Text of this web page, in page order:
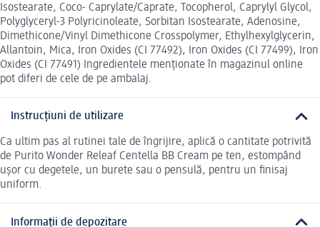
Isostearate, Coco- Caprylate/Caprate, Tocopherol, Caprylyl Glycol,
Polyglyceryl-3 Polyricinoleate, Sorbitan Isostearate, Adenosine,
Dimethicone/Vinyl Dimethicone Crosspolymer, Ethylhexylglycerin,
Allantoin, Mica, Iron Oxides (CI 77492), Iron Oxides (CI 77499), Iron
Oxides (CI 77491) Ingredientele menționate în magazinul online
pot diferi de cele de pe ambalaj.
Instrucțiuni de utilizare
Ca ultim pas al rutinei tale de îngrijire, aplică o cantitate potrivită
de Purito Wonder Releaf Centella BB Cream pe ten, estompând
ușor cu degetele, un burete sau o pensulă, pentru un finisaj
uniform.
Informații de depozitare